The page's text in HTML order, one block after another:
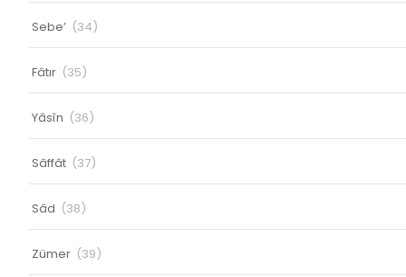
Sebe’ (34)
Fâtır (35)
Yâsîn (36)
Sâffât (37)
Sâd (38)
Zümer (39)